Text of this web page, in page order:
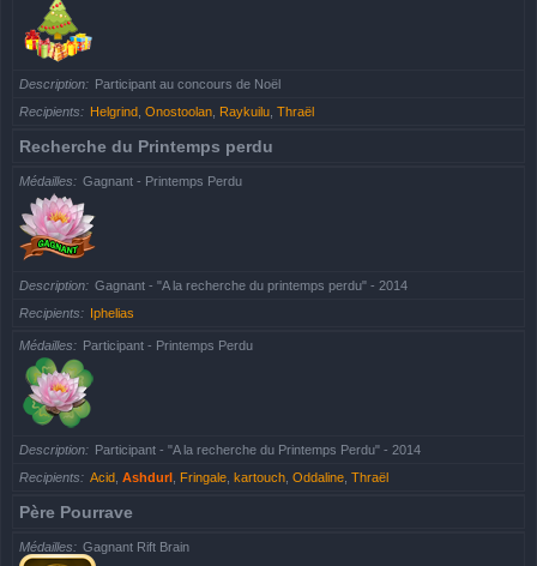
Description
Participant au concours de Noël
Recipients
Helgrind Onostoolan Raykuilu Thraël
Recherche du Printemps perdu
Médailles Gagnant - Printemps Perdu
Description
Gagnant - "A la recherche du printemps perdu" - 2014
Recipients
Iphelias
Médailles Participant - Printemps Perdu
Description
Participant - "A la recherche du Printemps Perdu" - 2014
Recipients
Acid Ashdurl Fringale kartouch Oddaline Thraël
Père Pourrave
Médailles Gagnant Rift Brain